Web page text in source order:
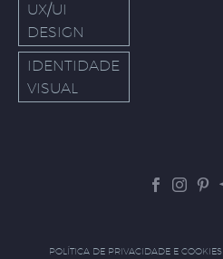
UX/UI
DESIGN
IDENTIDADE
VISUAL
POLÍTICA DE PRIVACIDADE E COOKIES